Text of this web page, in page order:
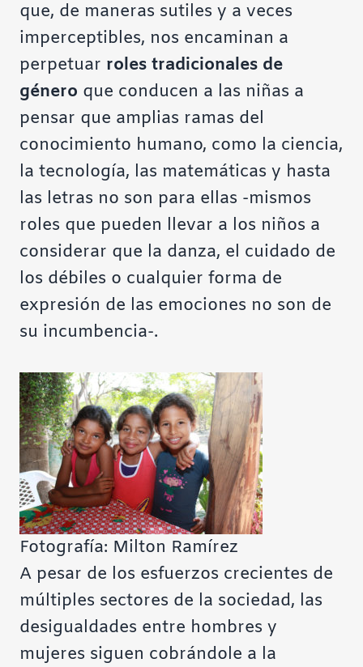
que, de maneras sutiles y a veces
imperceptibles, nos encaminan a
perpetuar roles tradicionales de
género que conducen a las niñas a
pensar que amplias ramas del
conocimiento humano, como la ciencia,
la tecnología, las matemáticas y hasta
las letras no son para ellas -mismos
roles que pueden llevar a los niños a
considerar que la danza, el cuidado de
los débiles o cualquier forma de
expresión de las emociones no son de
su incumbencia-.
Fotografía: Milton Ramírez
A pesar de los esfuerzos crecientes de
múltiples sectores de la sociedad, las
desigualdades entre hombres y
mujeres siguen cobrándole a la